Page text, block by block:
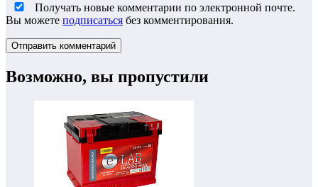
Получать новые комментарии по электронной почте.
Вы можете подписаться без комментирования.
Возможно, вы пропустили